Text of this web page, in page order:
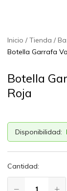
Inicio Tienda
Botella Garrafa
Botella
Roja
Disponibilidad:
Cantidad: